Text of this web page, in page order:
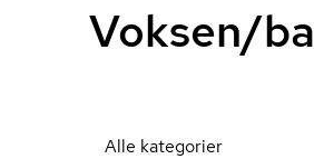
Voksen/
Alle kategorier